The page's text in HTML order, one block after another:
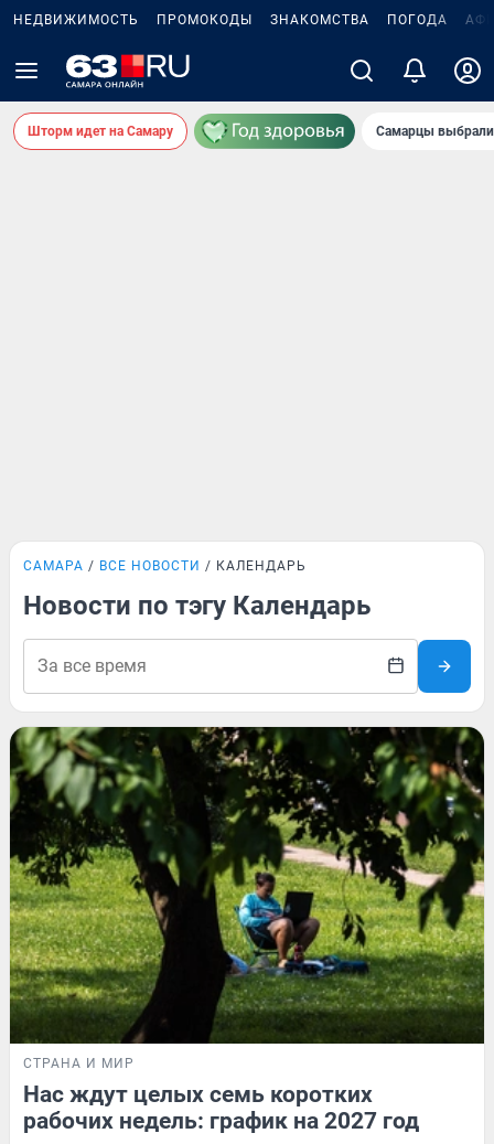
НЕДВИЖИМОСТЬ ПРОМОКОДЫ ЗНАКОМСТВА ПОГОДА
Шторм идет на Самару Самарцы
САМАРА ВСЕ НОВОСТИ КАЛЕНДАРЬ
Новости по тэгу Календарь
СТРАНА И МИР
Нас ждут целых семь коротких
рабочих недель: график на 2027 год